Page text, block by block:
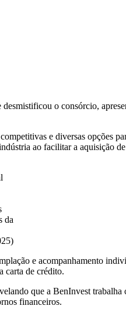
o consórcio,
e diversas opções
ao facilitar a aquisição
da
e acompanhamento
carta de crédito.
que a BenInvest
financeiros.